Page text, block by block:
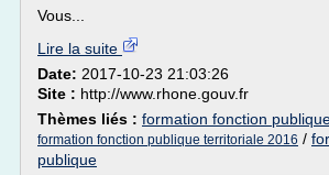
Vous...
Lire la suite
Date: 2017-10-23 21:03:26
Site : http://www.rhone.gouv.fr
Thèmes liés : formation fonction
formation fonction publique territoriale 2016 /
publique